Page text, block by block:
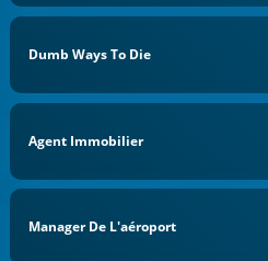
Dumb Ways To Die
Agent Immobilier
Manager De L'aéroport